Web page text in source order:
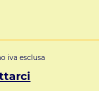
iva esclusa